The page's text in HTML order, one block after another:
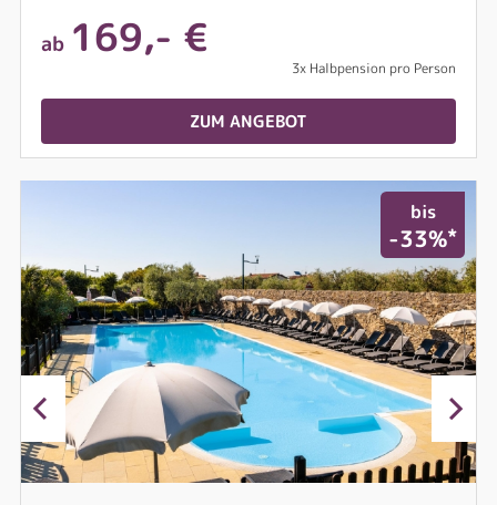
ab 169,- €
3x Halbpension pro Person
ZUM ANGEBOT
bis
-33%*